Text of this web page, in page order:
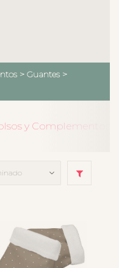
> Guantes >
y Complementos